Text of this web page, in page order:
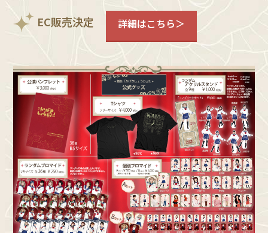
EC販売決定 詳細はこちら＞